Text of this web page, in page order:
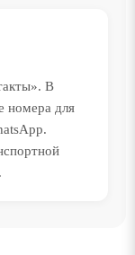
В
номера для